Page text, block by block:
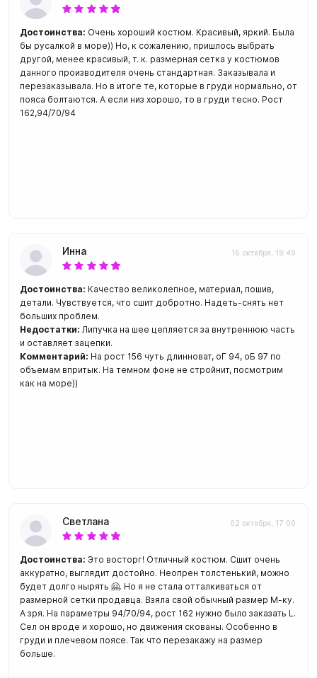
Достоинства: Очень хороший костюм. Красивый, яркий. Была
бы русалкой в море)) Но, к сожалению, пришлось выбрать
другой, менее красивый, т. к. размерная сетка у костюмов
данного производителя очень стандартная. Заказывала и
перезаказывала. Но в итоге те, которые в груди нормально, от
пояса болтаются. А если низ хорошо, то в груди тесно. Рост
162,94/70/94
Инна 16 октября, 19:49
Достоинства: Качество великолепное, материал, пошив,
детали. Чувствуется, что сшит добротно. Надеть-снять нет
больших проблем.
Недостатки: Липучка на шее цепляется за внутреннюю часть
и оставляет зацепки.
Комментарий: На рост 156 чуть длинноват, оГ 94, оБ 97 по
объемам впритык. На темном фоне не стройнит, посмотрим
как на море))
Светлана 02 октября, 17:00
Достоинства: Это восторг! Отличный костюм. Сшит очень
аккуратно, выглядит достойно. Неопрен толстенький, можно
будет долго нырять 🤗. Но я не стала отталкиваться от
размерной сетки продавца. Взяла свой обычный размер М-ку.
А зря. На параметры 94/70/94, рост 162 нужно было заказать L.
Сел он вроде и хорошо, но движения скованы. Особенно в
груди и плечевом поясе. Так что перезакажу на размер
больше.